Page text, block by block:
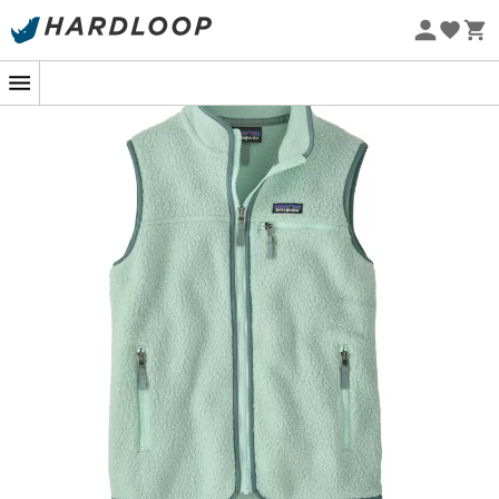
Promos d'été 🔥 -5 % EXTRA dès 2 produits* code Summer5
Eco-conçu